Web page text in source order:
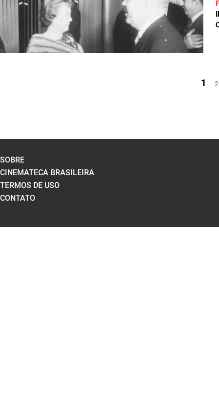
1 2
SOBRE
CINEMATECA BRASILEIRA
TERMOS DE USO
CONTATO